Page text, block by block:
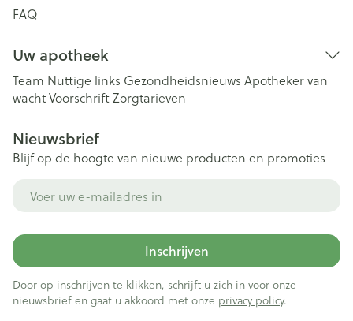
FAQ
Uw apotheek
Team Nuttige links Gezondheidsnieuws Apotheker van
wachtVoorschriftZorgtarieven
Nieuwsbrief
Blijf op de hoogte van nieuwe producten en promoties
Inschrijven
Door op inschrijven te klikken, schrijft u zich in voor onze
nieuwsbrief en gaat u akkoord met onze privacy policy.